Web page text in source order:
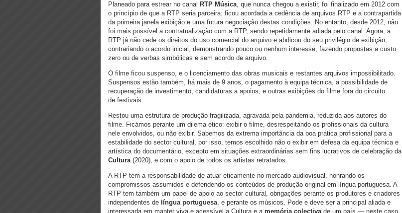
Planeado para estrear no canal RTP Música, que nunca chegou a existir, foi finalizado em 2012 com
o princípio de que a RTP seria parceira: ficou acordada a cedência de arquivos RTP e a contrapartida
da primeira janela exibição e uma futura negociação destas condições. No entanto, desde 2012, não
foi mais possível a contratualização com a RTP, sendo repetidamente adiada pelo canal. Agora, a
RTP já não cede os direitos do uso comercial do arquivo e abdicou do seu privilégio de exibição,
contrariando o acordo inicial, demonstrando pouco ou nenhum interesse, fazendo propostas a custo
zero ou de verbas simbólicas e sem acordo de arquivo.
O filme ficou suspenso, e o licenciamento das obras musicais e restantes arquivos impossibilitado.
Suspensos estão também, há mais de 9 anos, o pagamento à equipa técnica, a possibilidade de
recuperação de investimento, candidaturas a apoios, e outras exibições do filme fora do circuito
de festivais.
Restou uma estrutura de produção fragilizada, agravada pela pandemia, reduzida aos autores do
filme. Ficámos perante um dilema ético: exibir o filme, desrespeitando os profissionais da cultura
nele envolvidos, ou não exibir. Sabemos da extrema importância da boa prática profissional para a
estabilidade do sector cultural, por isso, temos escolhido não o exibir em defesa da equipa técnica e
artística do documentário, excepto em situações extraordinárias sem fins lucrativos de celebração da
Cultura(2020), e com o apoio de todos os artistas retratados.
A RTP tem a responsabilidade de atuar eticamente no mercado audiovisual, honrando os
compromissos assumidos e defendendo os conteúdos de produção original em língua portuguesa. A
RTP tem também um papel de apoio ao sector cultural, obrigações perante os produtores e criadores
independentes de língua portuguesa, e perante os músicos. Pode e deve ser a principal aliada e
interessada em manter viva e acessível a Cultura e a memória colectivade um país — neste caso,